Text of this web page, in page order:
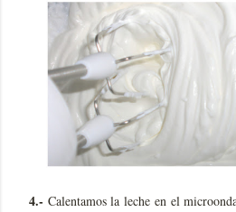
4.- Calentamos la leche en el